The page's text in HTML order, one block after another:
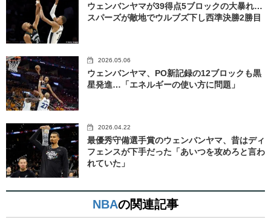
ウェンバンヤマが39得点5ブロックの大暴れ…
スパーズが敵地でウルブズ下し西準決勝2勝目
2026.05.06
ウェンバンヤマ、PO新記録の12ブロックも黒
星発進…「エネルギーの使い方に問題」
2026.04.22
最優秀守備選手賞のウェンバンヤマ、昔はディ
フェンスが下手だった「あいつを攻めろと言わ
れていた」
NBAの関連記事